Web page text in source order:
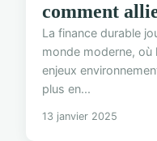
comment
La finance durable
monde moderne, où
enjeux
plus en...
13 janvier 2025